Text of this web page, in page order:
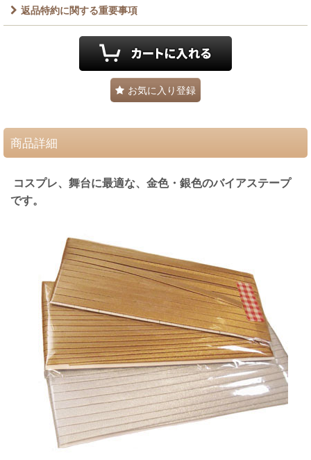
返品特約に関する重要事項
お気に入り登録
商品詳細
コスプレ、舞台に最適な、金色・銀色のバイアステープ
です。